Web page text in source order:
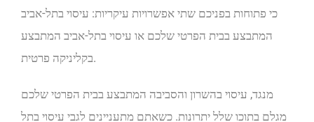
כי פתוחות בפניכם שתי אפשרויות עיקריות: עיסוי בתל-אביב
המתבצע בבית הפרטי שלכם או עיסוי בתל-אביב המתבצע
בקליניקה פרטית.
מנגד, עיסוי בהשרון והסביבה המתבצע בבית הפרטי שלכם
מגלם בתוכו שלל יתרונות. כשאתם מתעניינים לגבי עיסוי בתל